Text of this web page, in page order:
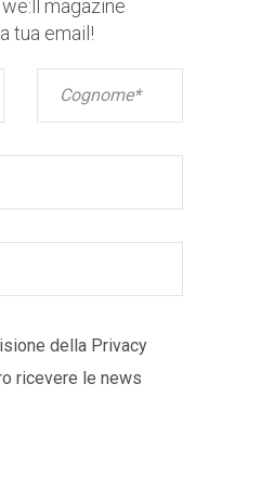
magazine
tua email!
della Privacy
ricevere le news